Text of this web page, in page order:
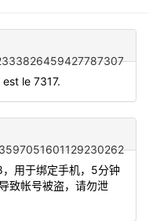
le 7317.
用于绑定手机，5分钟
致帐号被盗，请勿泄